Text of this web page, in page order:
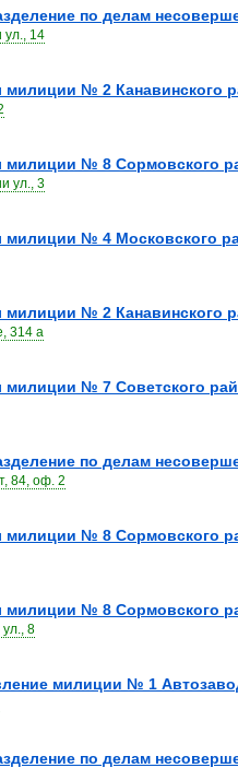
по делам
ул., 14
№ 2 Канавинского
милиции № 8 Сормовского
ул., 3
милиции № 4 Московского
№ 2 Канавинского
314 а
№ 7 Советского
по делам
84, оф. 2
милиции № 8 Сормовского
милиции № 8 Сормовского
8
милиции № 1
по делам